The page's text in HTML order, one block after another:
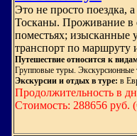
Это не просто поездка,
Тосканы. Проживание в
поместьях; изысканные
транспорт по маршруту
Путешествие относится к
Групповые туры. Экскурсионные
Экскурсии и отдых в туре: в
Продолжительность в
Стоимость: 288656 руб.